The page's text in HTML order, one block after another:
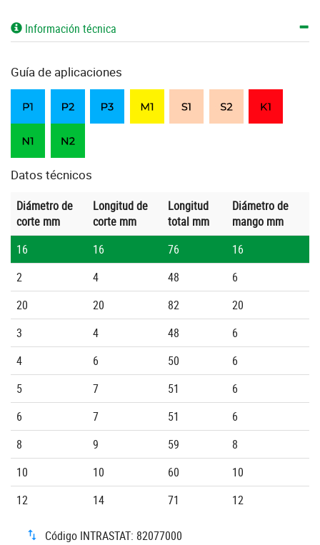
Información técnica
Guía de aplicaciones
Datos técnicos
Diámetro de
corte mm
Longitud de
corte mm
Longitud
total mm
Diámetro de
mango mm
16
16 76
16
2
4 48
6
20
20 82
20
3
4 48
6
4
6 50
6
5
7 51
6
6
7 51
6
8
9 59
8
10
10 60
10
12
14 71 12
Código INTRASTAT: 82077000